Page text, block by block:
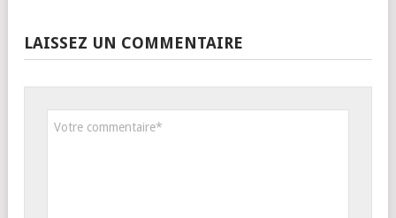
LAISSEZ UN COMMENTAIRE